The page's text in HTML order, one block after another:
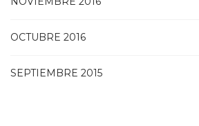
OCTUBRE 2016
SEPTIEMBRE 2015